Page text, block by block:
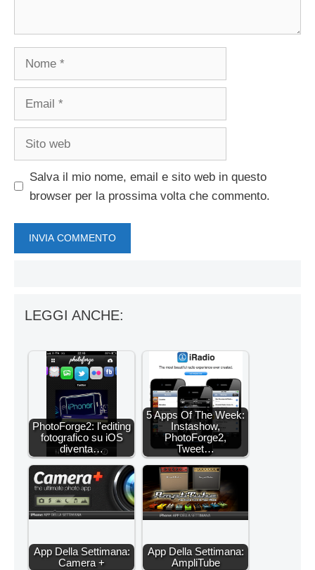
Salva il mio nome, email e sito web in questo
browser per la prossima volta che commento.
LEGGI ANCHE:
PhotoForge2: l'editing
fotografico su iOS
diventa…
5 Apps Of The Week:
Instashow,
PhotoForge2,
Tweet…
App Della Settimana:
Camera +
App Della Settimana:
AmpliTube